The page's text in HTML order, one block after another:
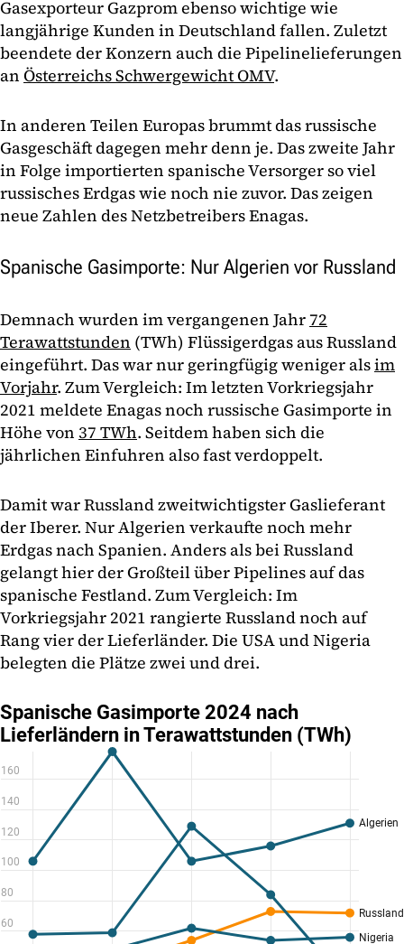
Gasexporteur Gazprom ebenso wichtige wie
langjährige Kunden in Deutschland fallen. Zuletzt
beendete der Konzern auch die Pipelinelieferungen
an Österreichs Schwergewicht OMV.
In anderen Teilen Europas brummt das russische
Gasgeschäft dagegen mehr denn je. Das zweite Jahr
in Folge importierten spanische Versorger so viel
russisches Erdgas wie noch nie zuvor. Das zeigen
neue Zahlen des Netzbetreibers Enagas.
Spanische Gasimporte: Nur Algerien vor Russland
Demnach wurden im vergangenen Jahr72
Terawattstunden (TWh) Flüssigerdgas aus Russland
eingeführt. Das war nur geringfügig weniger alsim
Vorjahr. Zum Vergleich: Im letzten Vorkriegsjahr
2021 meldete Enagas noch russische Gasimporte in
Höhe von 37 TWh. Seitdem haben sich die
jährlichen Einfuhren also fast verdoppelt.
Damit war Russland zweitwichtigster Gaslieferant
der Iberer. Nur Algerien verkaufte noch mehr
Erdgas nach Spanien. Anders als bei Russland
gelangt hier der Großteil über Pipelines auf das
spanische Festland. Zum Vergleich: Im
Vorkriegsjahr 2021 rangierte Russland noch auf
Rang vier der Lieferländer. Die USA und Nigeria
belegten die Plätze zwei und drei.